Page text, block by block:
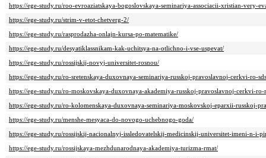
https://ege-study.ru/roo-evroaziatskaya-bogoslovskaya-seminariya-associacii-xristian-very-
https://ege-study.ru/strim-v-etot-chetverg-2/
https://ege-study.ru/rasprodazha-onlajn-kursa-po-matematike/
https://ege-study.ru/desyatiklassnikam-kak-uchitsya-na-otlichno-i-vse-uspevat/
https://ege-study.ru/rossijskij-novyj-universitet-rosnou/
https://ege-study.ru/ro-sretenskaya-duxovnaya-seminariya-russkoj-pravoslavnoj-cerkvi-ro-
https://ege-study.ru/ro-moskovskaya-duxovnaya-akademiya-russkoj-pravoslavnoj-cerkvi-ro-
https://ege-study.ru/ro-kolomenskaya-duxovnaya-seminariya-moskovskoj-eparxii-russkoj-
https://ege-study.ru/menshe-mesyaca-do-novogo-uchebnogo-goda/
https://ege-study.ru/rossijskij-nacionalnyj-issledovatelskij-medicinskij-universitet-imeni-n-
https://ege-study.ru/rossijskaya-mezhdunarodnaya-akademiya-turizma-rmat/